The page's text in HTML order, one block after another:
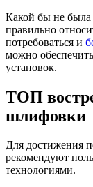
Какой бы не
правильно
потребоваться и
можно
установок.
ТОП
шлифовки
Для достижения
рекомендуют
технологиями.